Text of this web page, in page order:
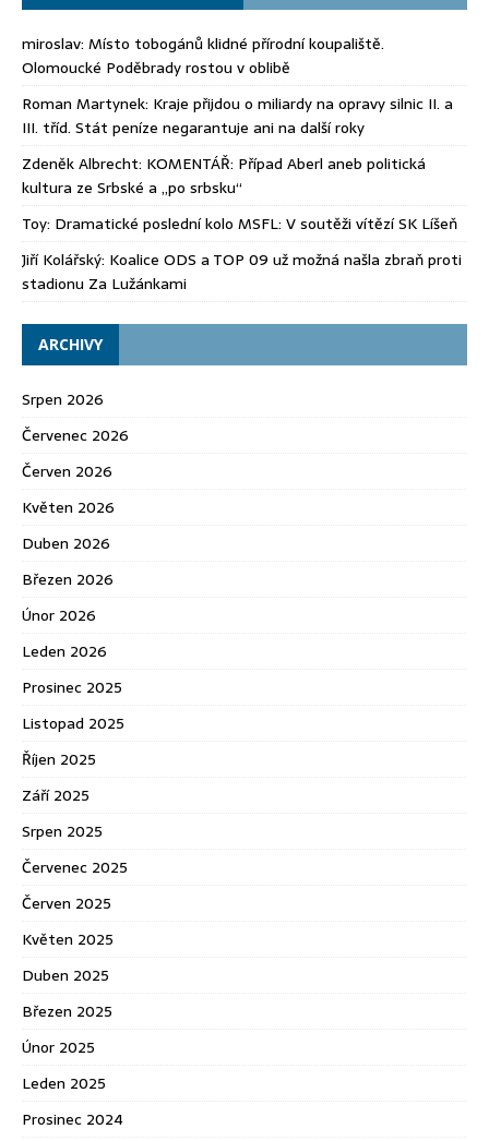
miroslav: Místo tobogánů klidné přírodní koupaliště.
Olomoucké Poděbrady rostou v oblibě
Roman Martynek: Kraje přijdou o miliardy na opravy silnic II. a
III. tříd. Stát peníze negarantuje ani na další roky
Zdeněk Albrecht: KOMENTÁŘ: Případ Aberl aneb politická
kultura ze Srbské a „po srbsku“
Toy: Dramatické poslední kolo MSFL: V soutěži vítězí SK Líšeň
Jiří Kolářský: Koalice ODS a TOP 09 už možná našla zbraň proti
stadionu Za Lužánkami
ARCHIVY
Srpen 2026
Červenec 2026
Červen 2026
Květen 2026
Duben 2026
Březen 2026
Únor 2026
Leden 2026
Prosinec 2025
Listopad 2025
Říjen 2025
Září 2025
Srpen 2025
Červenec 2025
Červen 2025
Květen 2025
Duben 2025
Březen 2025
Únor 2025
Leden 2025
Prosinec 2024